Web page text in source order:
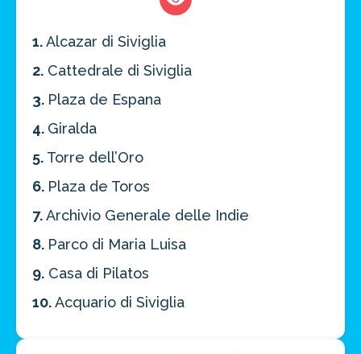
1.Alcazar di Siviglia
2. Cattedrale di Siviglia
3. Plaza de Espana
4. Giralda
5. Torre dell’Oro
6. Plaza de Toros
7.Archivio Generale delle Indie
8. Parco di Maria Luisa
9. Casa di Pilatos
10.Acquario di Siviglia